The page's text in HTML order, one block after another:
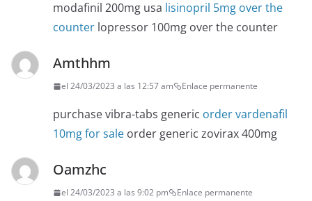
modafinil 200mg usa lisinopril 5mg over the
counter lopressor 100mg over the counter
Amthhm
el 24/03/2023 a las 12:57 am Enlace permanente
purchase vibra-tabs generic order vardenafil
10mg for sale order generic zovirax 400mg
Oamzhc
el 24/03/2023 a las 9:02 pm Enlace permanente